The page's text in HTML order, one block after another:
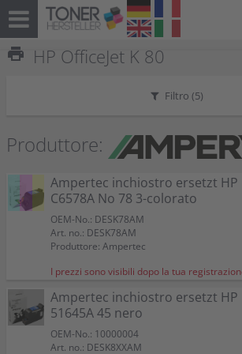
print HP OfficeJet K 80
Filtro (5)
Produttore:
Ampertec inchiostro ersetzt HP
C6578A No 78 3-colorato
OEM-No.: DESK78AM
Art. no.: DESK78AM
Produttore: Ampertec
I prezzi sono visibili dopo la tua
Ampertec inchiostro ersetzt HP
51645A 45 nero
OEM-No.: 10000004
Art. no.: DESK8XXAM